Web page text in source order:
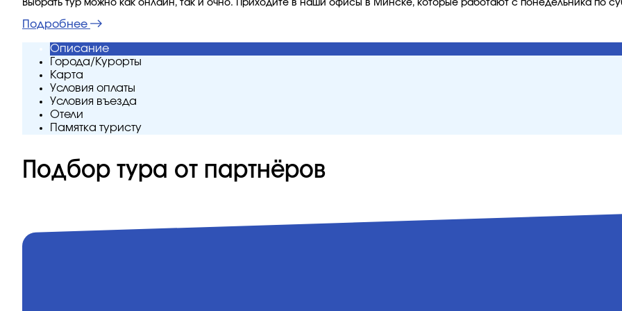
Выбрать тур можно как онлайн, так и очно. Приходите в наши офисы в Минске, которые работают с понедельника по
Подробнее
Описание
Города/Курорты
Карта
Условия оплаты
Условия въезда
Отели
Памятка туристу
Подбор тура от партнёров